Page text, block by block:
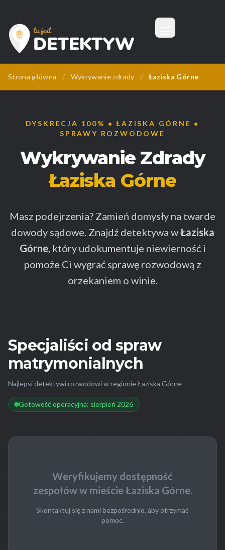
Tu Jest Detektyw
Menu
Strona główna / Wykrywanie zdrady / Łaziska Górne
DYSKRECJA 100% • ŁAZISKA GÓRNE •
SPRAWY ROZWODOWE
Wykrywanie Zdrady
Łaziska Górne
Masz podejrzenia? Zamień domysły na twarde
dowody sądowe. Znajdź detektywa wŁaziska
Górne, który udokumentuje niewierność i
pomoże Ci wygrać sprawę rozwodową z
orzekaniem o winie.
Specjaliści od spraw
matrymonialnych
Najlepsi detektywi rozwodowi w regionie Łaziska Górne
Gotowość operacyjna: sierpień 2026
Weryfikujemy dostępność
zespołów w mieście Łaziska Górne.
Skontaktuj się z nami bezpośrednio, aby otrzymać
pomoc.